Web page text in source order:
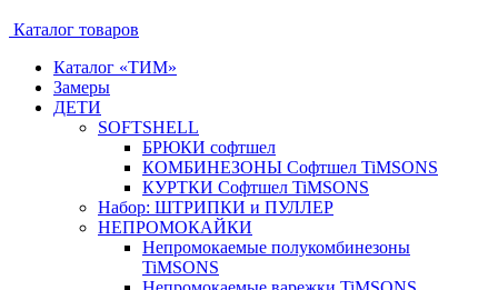
Каталог товаров
Каталог «ТИМ»
Замеры
ДЕТИ
SOFTSHELL
БРЮКИ софтшел
КОМБИНЕЗОНЫ Софтшел TiMSONS
КУРТКИ Софтшел TiMSONS
Набор: ШТРИПКИ и ПУЛЛЕР
НЕПРОМОКАЙКИ
Непромокаемые полукомбинезоны
TiMSONS